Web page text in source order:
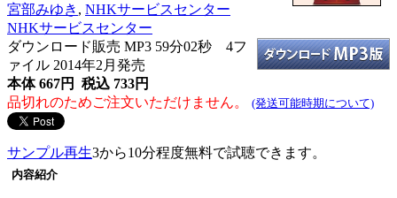
宮部みゆき , NHKサービスセンター
NHKサービスセンター
ダウンロード販売 MP3 59分02秒 4フ
ァイル 2014年2月発売
本体 667円 税込 733円
品切れのためご注文いただけません。
(発送可能時期について)
サンプル再生3から10分程度無料で試聴できます。
内容紹介